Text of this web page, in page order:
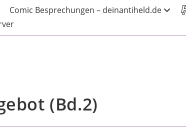
Comic Besprechungen – deinantiheld.de
(Bd.2)